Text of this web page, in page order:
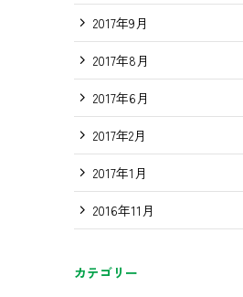
2017年9月
2017年8月
2017年6月
2017年2月
2017年1月
2016年11月
カテゴリー